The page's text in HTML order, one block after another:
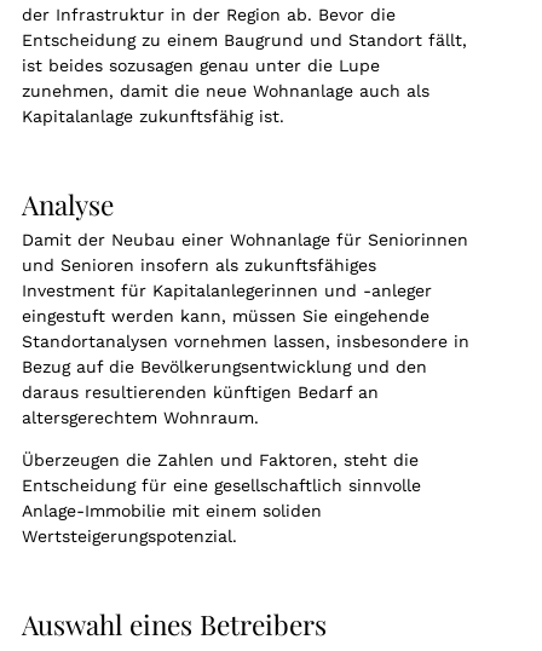
der Infrastruktur in der Region ab. Bevor die
Entscheidung zu einem Baugrund und Standort fällt,
ist beides sozusagen genau unter die Lupe
zunehmen, damit die neue Wohnanlage auch als
Kapitalanlage zukunftsfähig ist.
Analyse
Damit der Neubau einer Wohnanlage für Seniorinnen
und Senioren insofern als zukunftsfähiges
Investment für Kapitalanlegerinnen und -anleger
eingestuft werden kann, müssen Sie eingehende
Standortanalysen vornehmen lassen, insbesondere in
Bezug auf die Bevölkerungsentwicklung und den
daraus resultierenden künftigen Bedarf an
altersgerechtem Wohnraum.
Überzeugen die Zahlen und Faktoren, steht die
Entscheidung für eine gesellschaftlich sinnvolle
Anlage-Immobilie mit einem soliden
Wertsteigerungspotenzial.
Auswahl eines Betreibers